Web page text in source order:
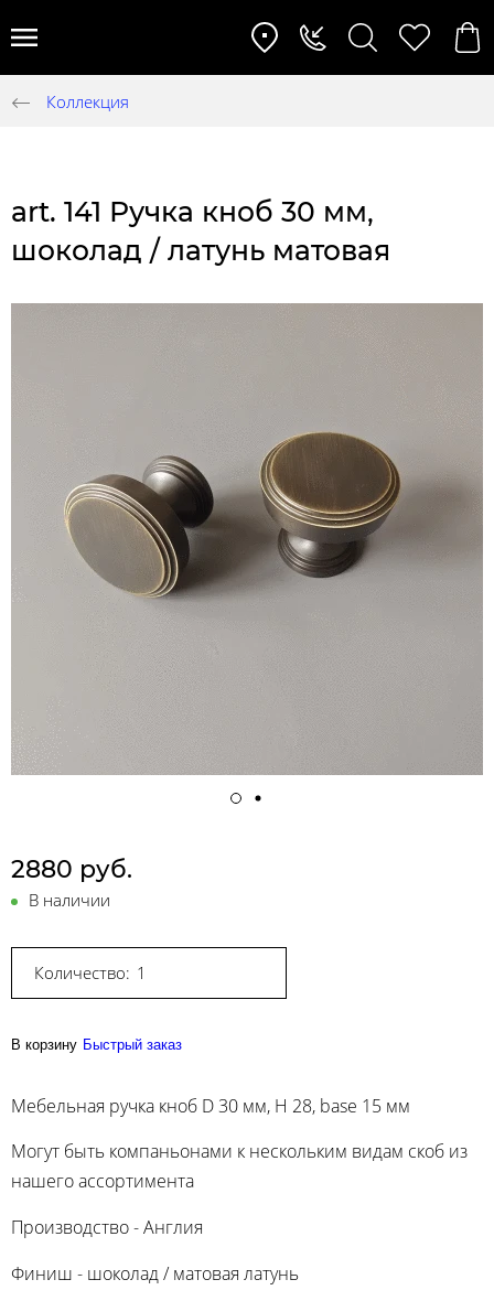
Коллекция
art. 141 Ручка кноб 30 мм,
шоколад / латунь матовая
2880 руб.
В наличии
Количество:
В корзину Быстрый заказ
Мебельная ручка кноб D 30 мм, H 28, base 15 мм
Могут быть компаньонами к нескольким видам скоб из
нашего ассортимента
Производство - Англия
Финиш - шоколад / матовая латунь